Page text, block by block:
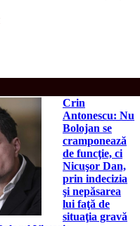
Crin
Antonescu: Nu
Bolojan se
cramponează
de funcţie, ci
Nicuşor Dan,
prin indecizia
şi nepăsarea
lui faţă de
situaţia gravă